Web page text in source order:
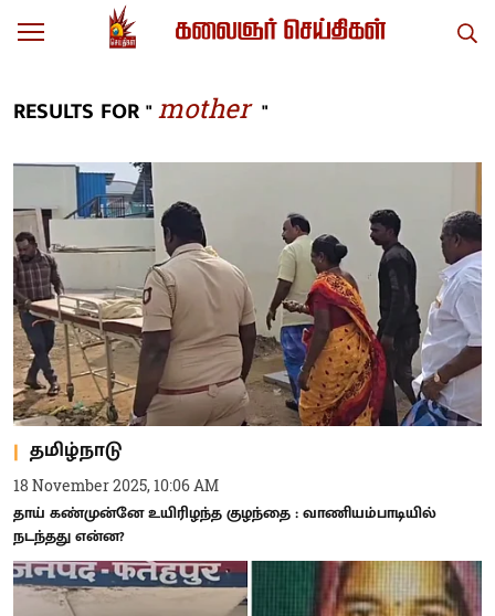
RESULTS FOR "mother "
தமிழ்நாடு
18 November 2025, 10:06 AM
தாய் கண்முன்னே உயிரிழந்த குழந்தை : வாணியம்பாடியில்
நடந்தது என்ன?